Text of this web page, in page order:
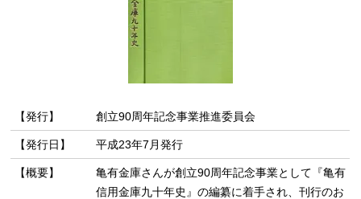
【発行】 創立90周年記念事業推進委員会
【発行日】 平成23年7月発行
【概要】
亀有金庫さんが創立90周年記念事業として『亀有
信用金庫九十年史』の編纂に着手され、刊行のお